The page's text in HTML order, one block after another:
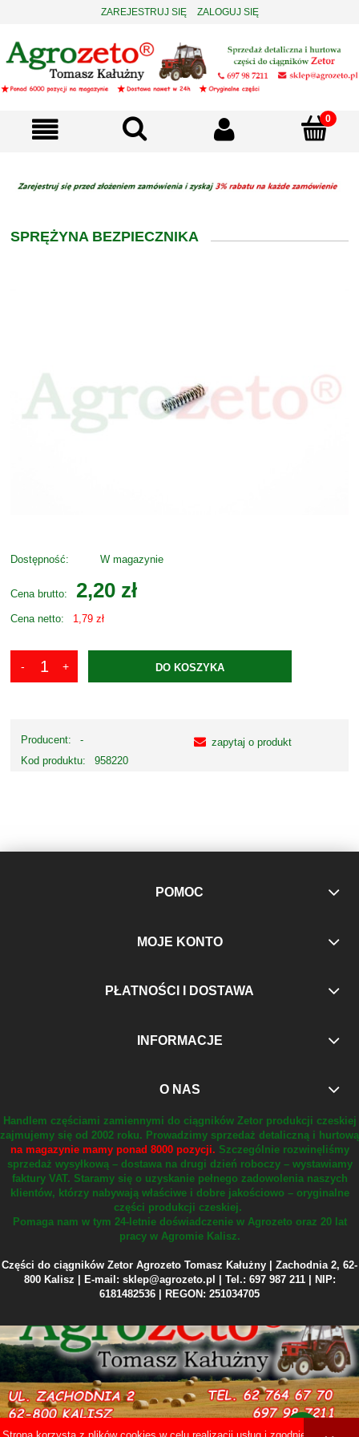
ZAREJESTRUJ SIĘ ZALOGUJ SIĘ
SPRĘŻYNA BEZPIECZNIKA
Dostępność: W magazynie
Cena brutto: 2,20 zł
Cena netto: 1,79 zł
DO KOSZYKA
Producent:
-
Kod produktu:
958220
zapytaj o produkt
POMOC
MOJE KONTO
PŁATNOŚCI I DOSTAWA
INFORMACJE
O NAS
Handlem częściami zamiennymi do ciągników Zetor produkcji czeskiej
zajmujemy się od 2002 roku. Prowadzimy sprzedaż detaliczną i hurtową
na magazynie mamy ponad 8000 pozycji. Szczególnie rozwinęliśmy
sprzedaż wysyłkową – dostawa na drugi dzień roboczy – wystawiamy
faktury VAT. Staramy się o uzyskanie pełnego zadowolenia naszych
klientów, którzy nabywają właściwe i dobre jakościowo – oryginalne
części produkcji czeskiej.
Pomaga nam w tym 24-letnie doświadczenie w Agrozeto oraz 20 lat
pracy w Agromie Kalisz.
Części do ciągników Zetor Agrozeto Tomasz Kałużny | Zachodnia 2, 62-
800 Kalisz | E-mail: sklep@agrozeto.pl | Tel.: 697 987 211 | NIP:
6181482536 | REGON: 251034705